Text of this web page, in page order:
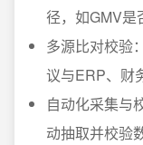
径，如GMV是
多源比对校验
议与ERP、财
自动化采集与
动抽取并校验